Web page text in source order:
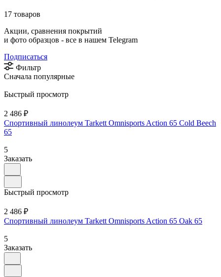
17 товаров
Акции, сравнения покрытий
и фото образцов - все в нашем Telegram
Подписаться
Фильтр
Сначала популярные
Быстрый просмотр
2 486 ₽
Спортивный линолеум Tarkett Omnisports Action 65 Cold Beech
65
5
Заказать
Быстрый просмотр
2 486 ₽
Спортивный линолеум Tarkett Omnisports Action 65 Oak 65
5
Заказать